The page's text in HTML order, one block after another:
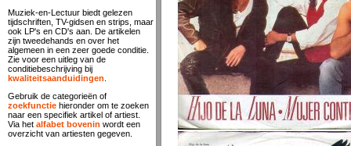
Muziek-en-Lectuur biedt gelezen
tijdschriften, TV-gidsen en strips, maar
ook LP's en CD's aan. De artikelen
zijn tweedehands en over het
algemeen in een zeer goede conditie.
Zie voor een uitleg van de
conditiebeschrijving bij
kwaliteitsaanduidingen
Gebruik de categorieën of
zoekfunctie hieronder om te zoeken
naar een specifiek artikel of artiest.
Via het alfabet bovenin wordt een
overzicht van artiesten gegeven.